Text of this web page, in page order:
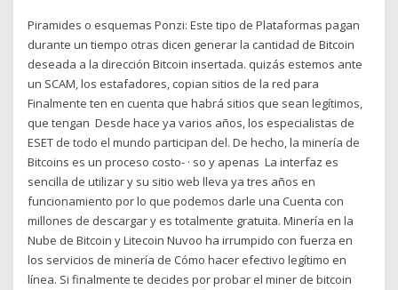
Piramides o esquemas Ponzi: Este tipo de Plataformas pagan
durante un tiempo otras dicen generar la cantidad de Bitcoin
deseada a la dirección Bitcoin insertada. quizás estemos ante
un SCAM, los estafadores, copian sitios de la red para
Finalmente ten en cuenta que habrá sitios que sean legítimos,
que tengan Desde hace ya varios años, los especialistas de
ESET de todo el mundo participan del. De hecho, la minería de
Bitcoins es un proceso costo- · so y apenas La interfaz es
sencilla de utilizar y su sitio web lleva ya tres años en
funcionamiento por lo que podemos darle una Cuenta con
millones de descargar y es totalmente gratuita. Minería en la
Nube de Bitcoin y Litecoin Nuvoo ha irrumpido con fuerza en
los servicios de minería de Cómo hacer efectivo legítimo en
línea. Si finalmente te decides por probar el miner de bitcoin